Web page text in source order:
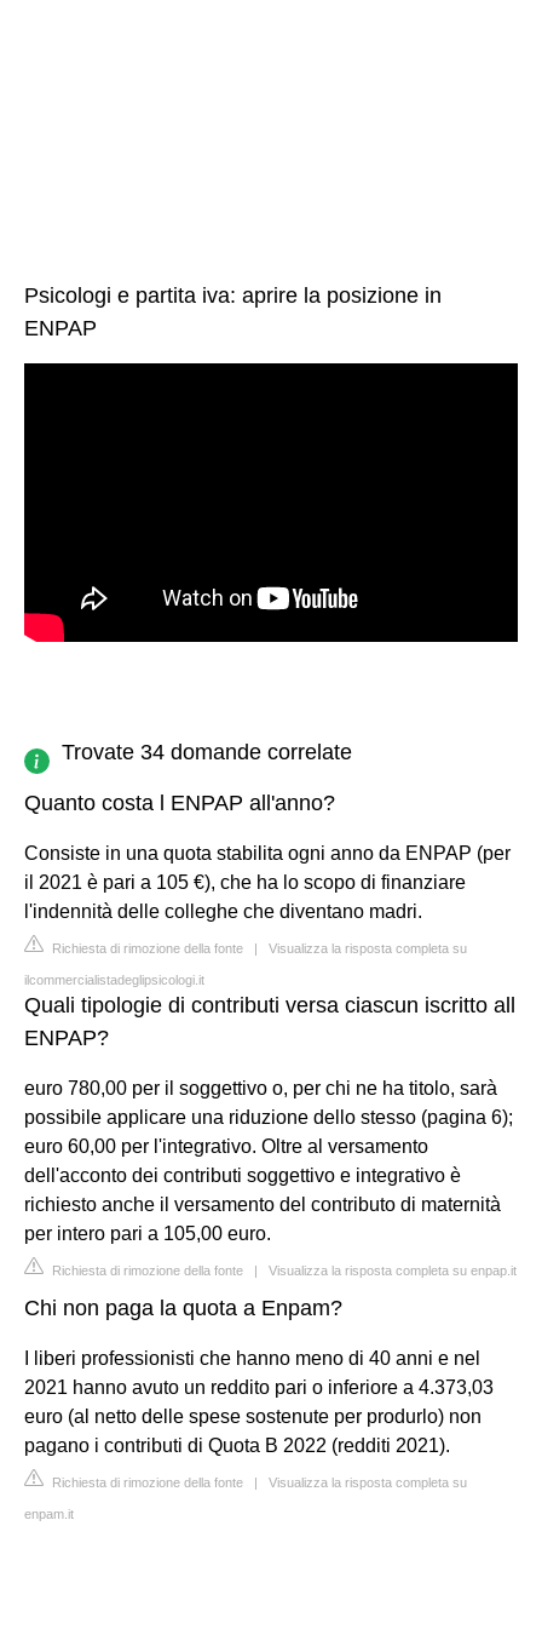
Psicologi e partita iva: aprire la posizione in
ENPAP
Trovate 34 domande correlate
Quanto costa l ENPAP all'anno?
Consiste in una quota stabilita ogni anno da ENPAP (per
il 2021 è pari a 105 €), che ha lo scopo di finanziare
l'indennità delle colleghe che diventano madri.
Richiesta di rimozione della fonte | Visualizza la risposta completa su
ilcommercialistadeglipsicologi.it
Quali tipologie di contributi versa ciascun iscritto all
ENPAP?
euro 780,00 per il soggettivo o, per chi ne ha titolo, sarà
possibile applicare una riduzione dello stesso (pagina 6);
euro 60,00 per l'integrativo. Oltre al versamento
dell'acconto dei contributi soggettivo e integrativo è
richiesto anche il versamento del contributo di maternità
per intero pari a 105,00 euro.
Richiesta di rimozione della fonte | Visualizza la risposta completa su enpap.it
Chi non paga la quota a Enpam?
I liberi professionisti che hanno meno di 40 anni e nel
2021 hanno avuto un reddito pari o inferiore a 4.373,03
euro (al netto delle spese sostenute per produrlo) non
pagano i contributi di Quota B 2022 (redditi 2021).
Richiesta di rimozione della fonte | Visualizza la risposta completa su
enpam.it